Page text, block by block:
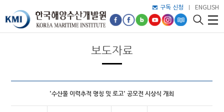
구독 신청 ENGLISH
보도자료
'수산물 이력추적 명칭 및 로고' 공모전 시상식 개최